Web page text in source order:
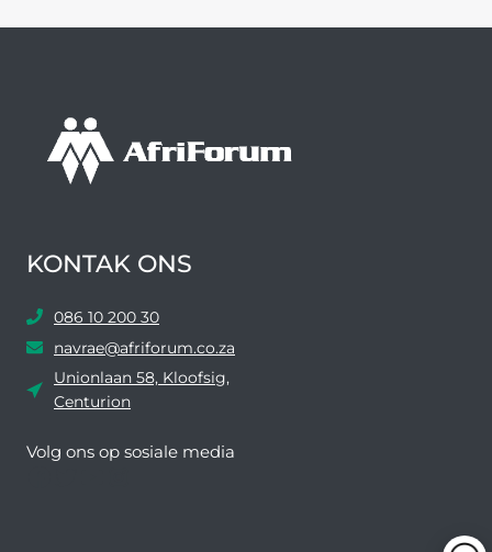
KONTAK ONS
086 10 200 30
navrae@afriforum.co.za
Unionlaan 58, Kloofsig,
Centurion
Volg ons ​​op sosiale media